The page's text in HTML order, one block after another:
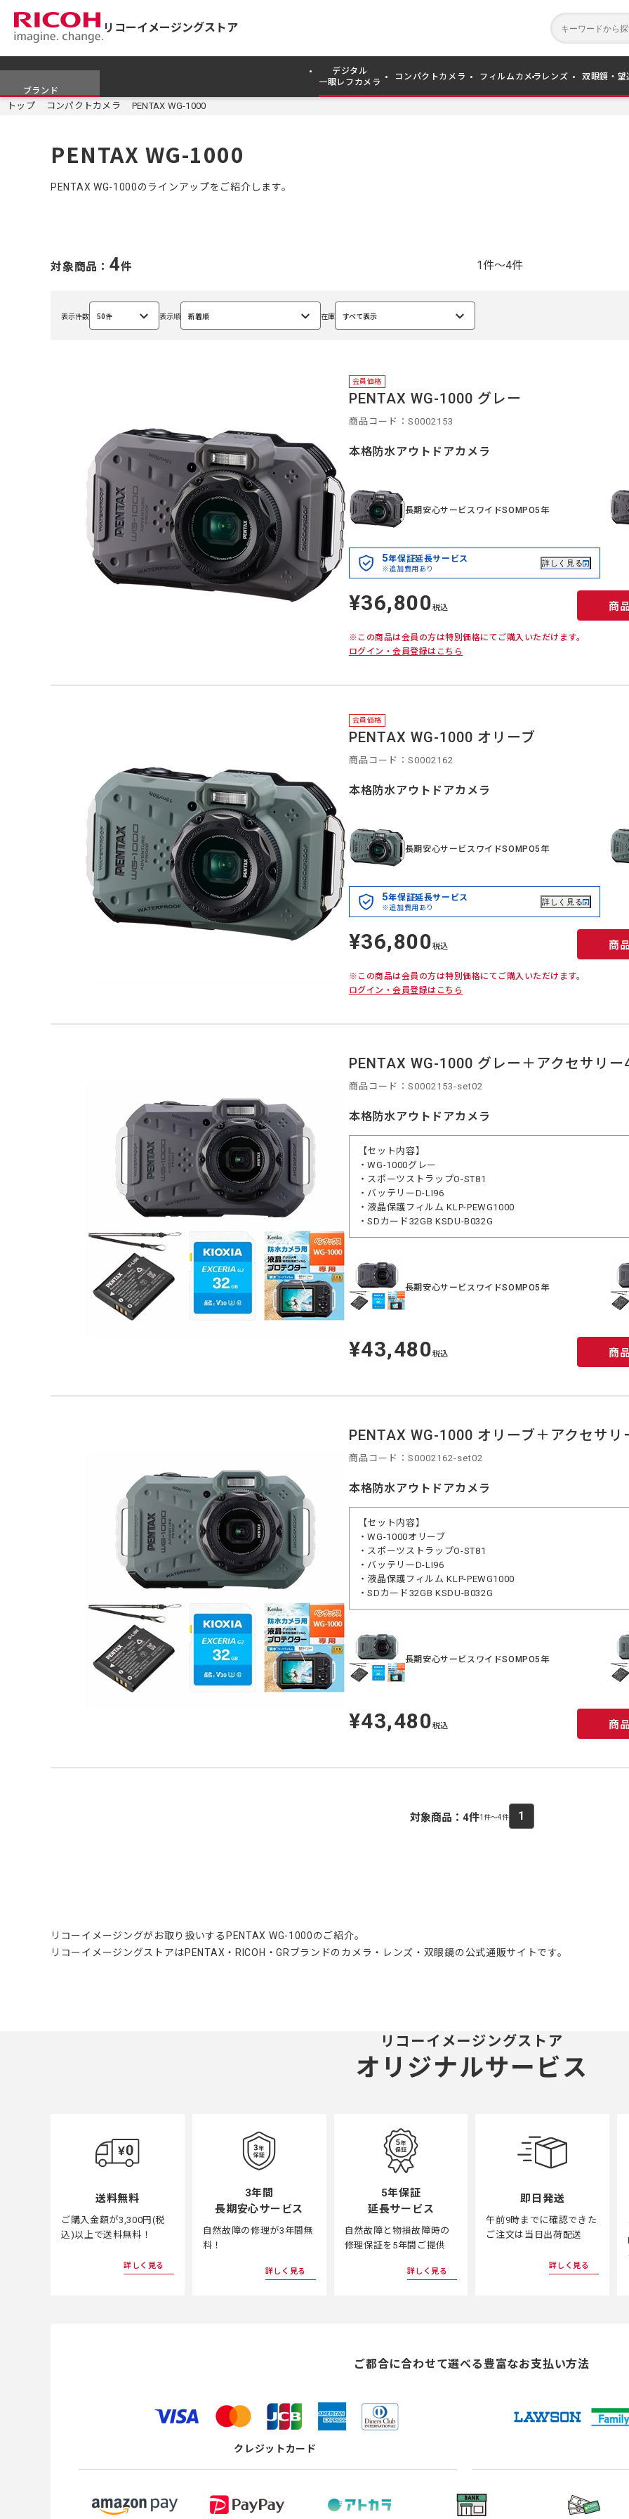
リコーイメージングストア
ブランド
デジタル
一眼レフカメラ
コンパクトカメラ フィルムカメラ レンズ 双眼鏡・望
トップ コンパクトカメラ PENTAX WG-1000
PENTAX WG-1000
PENTAX WG-1000のラインアップをご紹介します。
対象商品： 4件 1件～4件
表示件数 50件
選
択
表示順 新着順
選
択
在庫 すべて表示
選
択
会員価格
PENTAX WG-1000 グレー
商品コード：S0002153
本格防水アウトドアカメラ
長期安心サービスワイドSOMPO5年
5年保証延長サービス
※追加費用あり
詳しく見る
定
価
¥36,800税込 商
※この商品は会員の方は特別価格にてご購入いただけます。
ログイン・会員登録はこちら
会員価格
PENTAX WG-1000 オリーブ
商品コード：S0002162
本格防水アウトドアカメラ
長期安心サービスワイドSOMPO5年
5年保証延長サービス
※追加費用あり
詳しく見る
定
価
¥36,800税込 商
※この商品は会員の方は特別価格にてご購入いただけます。
ログイン・会員登録はこちら
PENTAX WG-1000 グレー＋アクセサリ
商品コード：S0002153-set02
本格防水アウトドアカメラ
【セット内容】
・WG-1000グレー
・スポーツストラップO-ST81
・バッテリーD-LI96
・液晶保護フィルム KLP-PEWG1000
・SDカード32GB KSDU-B032G
長期安心サービスワイドSOMPO5年
定
価
¥43,480税込 商
PENTAX WG-1000 オリーブ＋アクセサ
商品コード：S0002162-set02
本格防水アウトドアカメラ
【セット内容】
・WG-1000オリーブ
・スポーツストラップO-ST81
・バッテリーD-LI96
・液晶保護フィルム KLP-PEWG1000
・SDカード32GB KSDU-B032G
長期安心サービスワイドSOMPO5年
定
価
¥43,480税込 商
対象商品： 4件1件～4件 1
リコーイメージングがお取り扱いするPENTAX WG-1000のご紹介。
リコーイメージングストアはPENTAX・RICOH・GRブランドのカメラ・レンズ・双眼鏡の公式通販サイトです。
リコーイメージングストア
オリジナルサービス
送料無料
ご購入金額が3,300円(税
込)以上で送料無料！
詳しく見る
3年間
長期安心サービス
自然故障の修理が3年間無
料！
詳しく見る
5年保証
延長サービス
自然故障と物損故障時の
修理保証を5年間ご提供
詳しく見る
即日発送
午前9時までに確認できた
ご注文は当日出荷配送
詳しく見る
ご都合に合わせて選べる 豊富なお支払い方法
クレジットカード
し
タ
ブ
し
タ
ブ
し
タ
ブ
し
タ
ブ